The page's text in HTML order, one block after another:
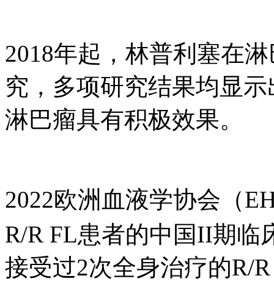
2018年起，林普利塞在
究，多项研究结果均显
淋巴瘤具有积极效果。
2022欧洲血液学协会（
R/R FL患者的中国II期临
接受过2次全身治疗的R/